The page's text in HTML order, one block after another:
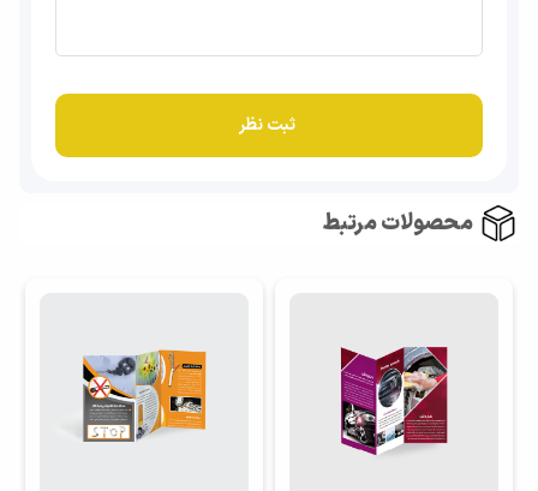
محصولات مرتبط